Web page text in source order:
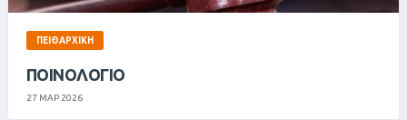
ΠΕΙΘΑΡΧΙΚΉ
ΠΟΙΝΟΛΟΓΙΟ
27 ΜΑΡ 2026